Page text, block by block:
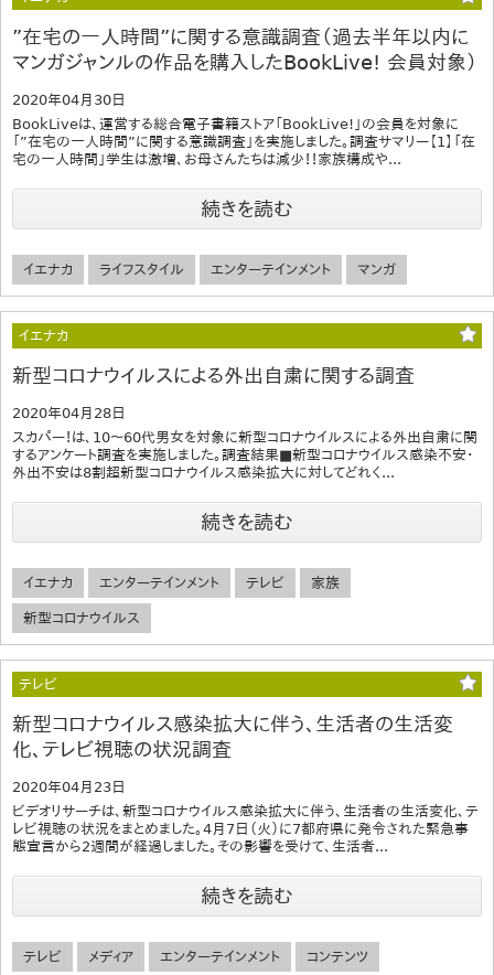
”在宅の一人時間”に関する意識調査（過去半年以内に
マンガジャンルの作品を購入したBookLive! 会員対象）
2020年04月30日
BookLiveは、運営する総合電子書籍ストア「BookLive!」の会員を対象に
「”在宅の一人時間”に関する意識調査」を実施しました。調査サマリー【1】「在
宅の一人時間」学生は激増、お母さんたちは減少！！家族構成や...
続きを読む
イエナカ ライフスタイル エンターテインメント マンガ
イエナカ
新型コロナウイルスによる外出自粛に関する調査
2020年04月28日
スカパー！は、10～60代男女を対象に新型コロナウイルスによる外出自粛に関
するアンケート調査を実施しました。調査結果■新型コロナウイルス感染不安・
外出不安は8割超新型コロナウイルス感染拡大に対してどれく...
続きを読む
イエナカ エンターテインメント テレビ 家族
新型コロナウイルス
テレビ
新型コロナウイルス感染拡大に伴う、生活者の生活変
化、テレビ視聴の状況調査
2020年04月23日
ビデオリサーチは、新型コロナウイルス感染拡大に伴う、生活者の生活変化、テ
レビ視聴の状況をまとめました。4月7日（火）に7都府県に発令された緊急事
態宣言から2週間が経過しました。その影響を受けて、生活者...
続きを読む
テレビ メディア エンターテインメント コンテンツ